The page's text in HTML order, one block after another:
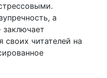
а
заключает
своих читателей на